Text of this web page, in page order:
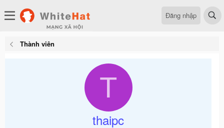
Đăng nhập
Thành viên
T
thaipc